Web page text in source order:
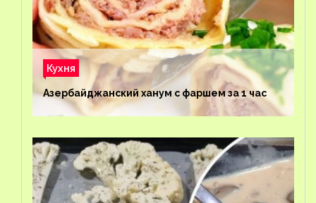
Кухня
Азербайджанский ханум с фаршем за 1 час